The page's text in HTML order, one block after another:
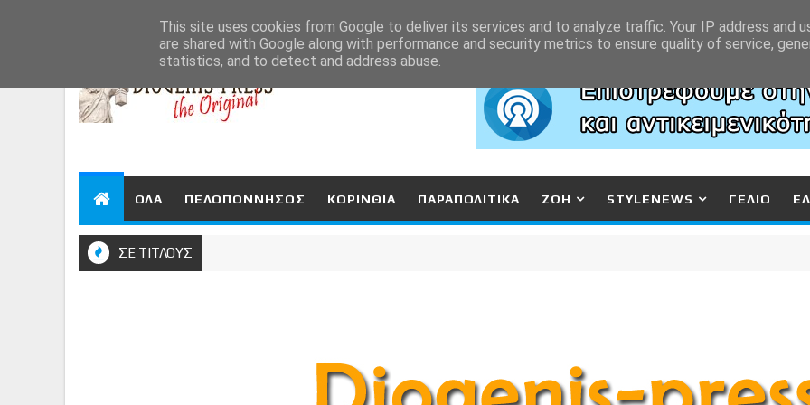
ΟΛΑ ΠΕΛΟΠΟΝΝΗΣΟΣ ΚΟΡΙΝΘΙΑ ΠΑΡΑΠΟΛΙΤΙΚΑ ΖΩΗ STYLENEWS ΓΕΛΙΟ
ΣΕ ΤΙΤΛΟΥΣ
This site uses cookies from Google to deliver its services and to analyze traffic. Your IP address and
are shared with Google along with performance and security metrics to ensure quality of service,
statistics, and to detect and address abuse.